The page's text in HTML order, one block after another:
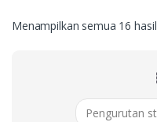
Menampilkan semua 16 hasil